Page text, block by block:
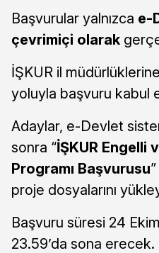
Başvurular yalnızca e-
çevrimiçi olarak
İŞKUR il
yoluyla başvuru kabul
Adaylar, e-Devlet
sonra “İŞKUR Engelli
Programı Başvurusu
proje dosyalarını
Başvuru süresi 24
23.59’da sona erecek.